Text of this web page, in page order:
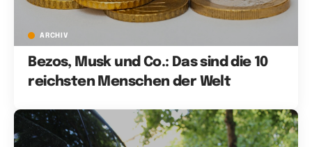
ARCHIV
Bezos, Musk und Co.: Das sind die 10
reichsten Menschen der Welt